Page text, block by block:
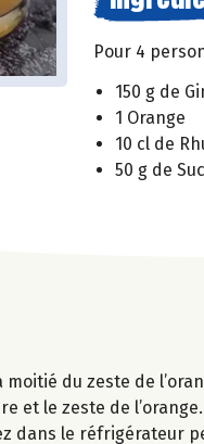
Pour 4
150 g de
1 Orange
10 cl de
50 g de
du zeste de
et le zeste de
dans le réfrigérateur